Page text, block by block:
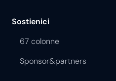
Sostienici
67 colonne
Sponsor&partners